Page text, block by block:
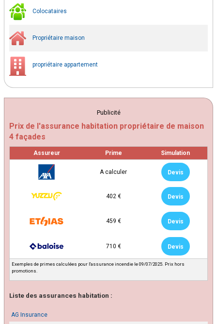
Colocataires
Propriétaire maison
propriétaire appartement
Publicité
Prix de l'assurance habitation propriétaire de maison
4 façades
Assureur Prime Simulation
A calculer Devis
402 € Devis
459 € Devis
710 € Devis
Exemples de primes calculées pour l'assurance incendie le 09/07/2025. Prix hors
promotions.
Liste des assurances habitation :
AG Insurance